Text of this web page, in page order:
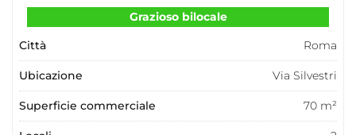
Grazioso bilocale
Città
Roma
Ubicazione Via Silvestri
Superficie commerciale 70 m²